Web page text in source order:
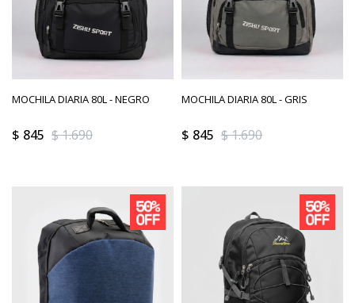
MOCHILA DIARIA 80L - NEGRO
$ 845 $1.690
MOCHILA DIARIA 80L - GRIS
$ 845 $1.690